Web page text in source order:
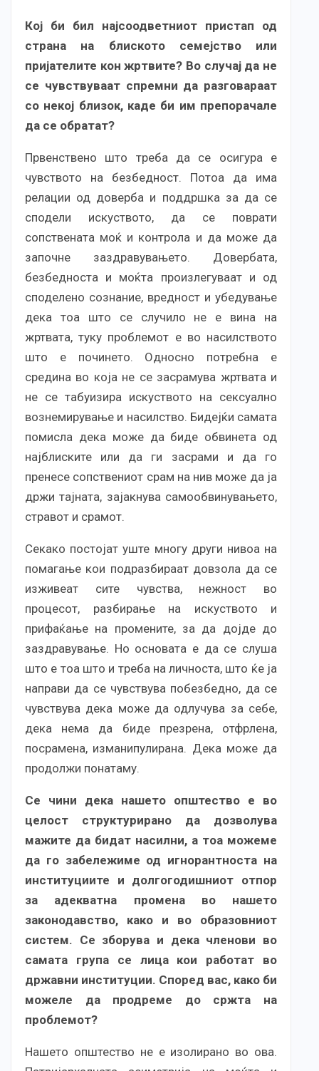
Кој би бил најсоодветниот пристап од
страна на блиското семејство или
пријателите кон жртвите? Во случај да не
се чувствуваат спремни да разговараат
со некој близок, каде би им препорачале
да се обратат?
Првенствено што треба да се осигура е
чувството на безбедност. Потоа да има
релации од доверба и поддршка за да се
сподели искуството, да се поврати
сопствената моќ и контрола и да може да
започне заздравувањето. Довербата,
безбедноста и моќта произлегуваат и од
споделено сознание, вредност и убедување
дека тоа што се случило не е вина на
жртвата, туку проблемот е во насилството
што е починето. Односно потребна е
средина во која не се засрамува жртвата и
не се табуизира искуството на сексуално
вознемирување и насилство. Бидејќи самата
помисла дека може да биде обвинета од
најблиските или да ги засрами и да го
пренесе сопствениот срам на нив може да ја
држи тајната, зајакнува самообвинувањето,
стравот и срамот.
Секако постојат уште многу други нивоа на
помагање кои подразбираат довзола да се
изживеат сите чувства, нежност во
процесот, разбирање на искуството и
прифаќање на промените, за да дојде до
заздравување. Но основата е да се слуша
што е тоа што и треба на личноста, што ќе ја
направи да се чувствува побезбедно, да се
чувствува дека може да одлучува за себе,
дека нема да биде презрена, отфрлена,
посрамена, изманипулирана. Дека може да
продолжи понатаму.
Се чини дека нашето општество е во
целост структурирано да дозволува
мажите да бидат насилни, а тоа можеме
да го забележиме од игнорантноста на
институциите и долгогодишниот отпор
за адекватна промена во нашето
законодавство, како и во образовниот
систем. Се зборува и дека членови во
самата група се лица кои работат во
државни институции. Според вас, како би
можеле да продреме до сржта на
проблемот?
Нашето општество не е изолирано во ова.